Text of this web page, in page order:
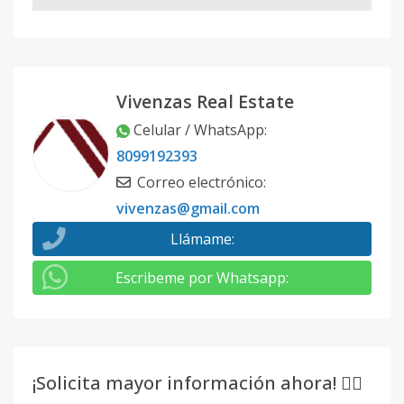
Vivenzas Real Estate
Celular / WhatsApp:
8099192393
Correo electrónico:
vivenzas@gmail.com
Llámame:
Escribeme por Whatsapp:
¡Solicita mayor información ahora! 👇🏽